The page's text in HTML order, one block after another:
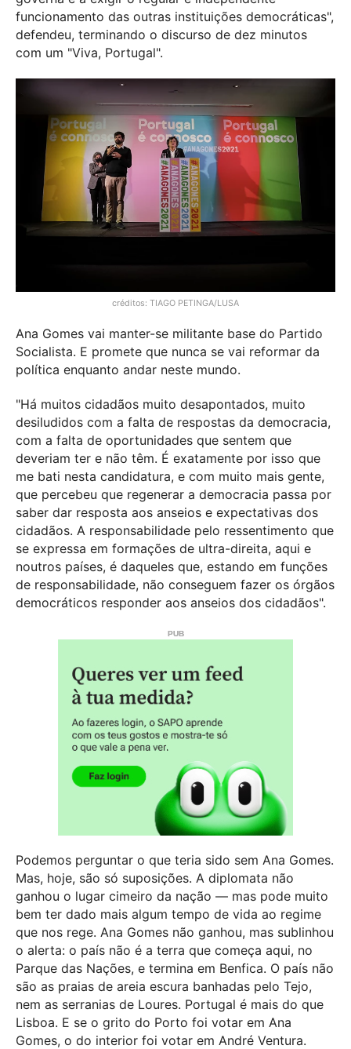
funcionamento das outras instituições democráticas",
defendeu, terminando o discurso de dez minutos
com um "Viva, Portugal".
créditos: TIAGO PETINGA/LUSA
Ana Gomes vai manter-se militante base do Partido
Socialista. E promete que nunca se vai reformar da
política enquanto andar neste mundo.
"Há muitos cidadãos muito desapontados, muito
desiludidos com a falta de respostas da democracia,
com a falta de oportunidades que sentem que
deveriam ter e não têm. É exatamente por isso que
me bati nesta candidatura, e com muito mais gente,
que percebeu que regenerar a democracia passa por
saber dar resposta aos anseios e expectativas dos
cidadãos. A responsabilidade pelo ressentimento que
se expressa em formações de ultra-direita, aqui e
noutros países, é daqueles que, estando em funções
de responsabilidade, não conseguem fazer os órgãos
democráticos responder aos anseios dos cidadãos".
Podemos perguntar o que teria sido sem Ana Gomes.
Mas, hoje, são só suposições. A diplomata não
ganhou o lugar cimeiro da nação — mas pode muito
bem ter dado mais algum tempo de vida ao regime
que nos rege. Ana Gomes não ganhou, mas sublinhou
o alerta: o país não é a terra que começa aqui, no
Parque das Nações, e termina em Benfica. O país não
são as praias de areia escura banhadas pelo Tejo,
nem as serranias de Loures. Portugal é mais do que
Lisboa. E se o grito do Porto foi votar em Ana
Gomes, o do interior foi votar em André Ventura.